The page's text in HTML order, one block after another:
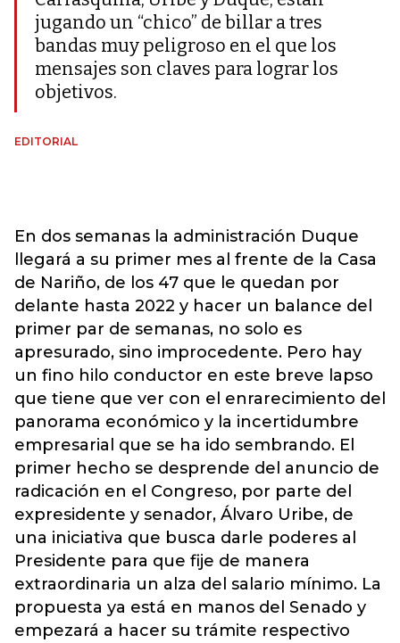
jugando un “chico” de billar a tres
bandas muy peligroso en el que los
mensajes son claves para lograr los
objetivos.
EDITORIAL
En dos semanas la administración Duque
llegará a su primer mes al frente de la Casa
de Nariño, de los 47 que le quedan por
delante hasta 2022 y hacer un balance del
primer par de semanas, no solo es
apresurado, sino improcedente. Pero hay
un fino hilo conductor en este breve lapso
que tiene que ver con el enrarecimiento del
panorama económico y la incertidumbre
empresarial que se ha ido sembrando. El
primer hecho se desprende del anuncio de
radicación en el Congreso, por parte del
expresidente y senador, Álvaro Uribe, de
una iniciativa que busca darle poderes al
Presidente para que fije de manera
extraordinaria un alza del salario mínimo. La
propuesta ya está en manos del Senado y
empezará a hacer su trámite respectivo